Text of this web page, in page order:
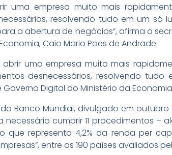
uma empresa muito mais
resolvendo tudo em um só
a abertura de negócios”, afirma o
Caio Mario Paes de Andrade.
uma empresa muito mais
desnecessários, resolvendo tudo
Digital do Ministério da
Banco Mundial, divulgado em
necessário cumprir 11 procedimentos –
que representa 4,2% da renda per
entre os 190 países avaliados